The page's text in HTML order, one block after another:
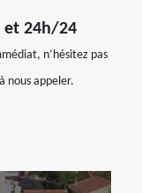
et 24h/24
n’hésitez pas
nous appeler.